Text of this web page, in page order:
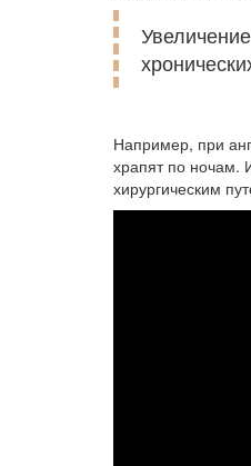
Например, при
храпят по ночам.
хирургическим